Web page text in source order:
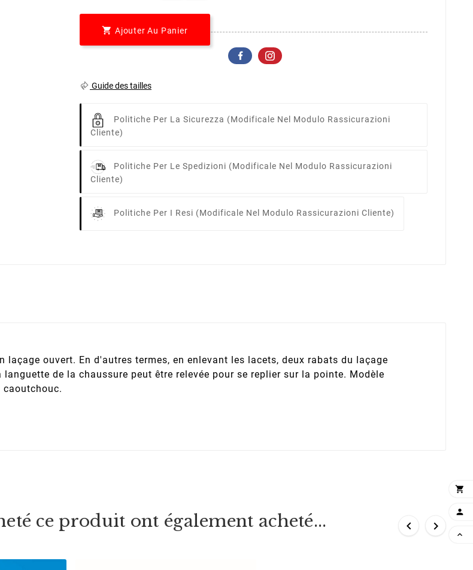
 Ajouter Au Panier
Guide des tailles
Politiche Per La Sicurezza (modificale Nel Modulo Rassicurazioni
Cliente)
Politiche Per Le Spedizioni (modificale Nel Modulo Rassicurazioni
Cliente)
Politiche Per I Resi (modificale Nel Modulo Rassicurazioni Cliente)
ouvert. En d'autres termes, en enlevant les lacets, deux rabats du laçage
de la chaussure peut être relevée pour se replier sur la pointe. Modèle
ce produit ont également acheté...  


